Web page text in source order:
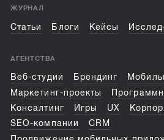
ЖУРНАЛ
Статьи Блоги Кейсы
АГЕНТСТВА
Веб-студии Брендинг
Маркетинг-проекты
Консалтинг
Игры UX
SEO-компании
CRM